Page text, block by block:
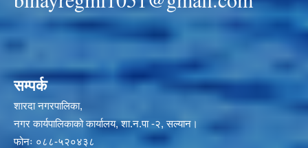
सम्पर्क
शारदा नगरपालिका,
नगर कार्यपालिकाको कार्यालय, शा.न.पा -२, सल्यान।
फोनः ०८८-५२०४३८